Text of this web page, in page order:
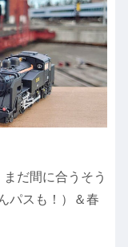
だ間に合うそう
パスも！）＆春